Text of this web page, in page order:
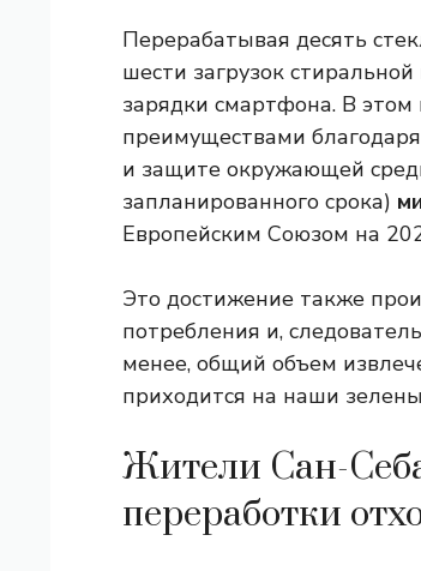
Перерабатывая десять
шести загрузок
зарядки смартфона. В этом
преимуществами
и защите окружающей
запланированного срока)
Европейским Союзом на
Это достижение также
потребления и,
менее, общий объем
приходится на наши
Жители Сан-
переработки